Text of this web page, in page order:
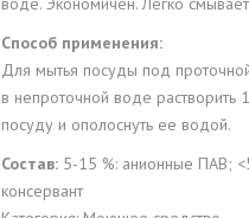
Способ применения:
Для мытья посуды под
в непроточной воде
посуду и ополоснуть ее водой.
Состав: 5-15 %: анионные ПАВ;
консервант